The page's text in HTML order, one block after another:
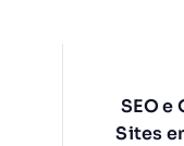
SEO e
Sites